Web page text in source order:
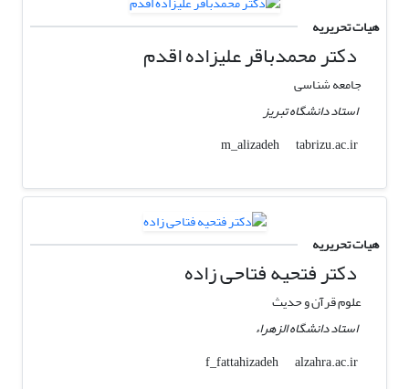
هیات تحریریه
دکتر محمدباقر علیزاده اقدم
جامعه شناسی
استاد دانشگاه تبریز
m_alizadeh
tabrizu.ac.ir
هیات تحریریه
دکتر فتحیه فتاحی زاده
علوم قرآن و حدیث
استاد دانشگاه الزهراء
f_fattahizadeh
alzahra.ac.ir